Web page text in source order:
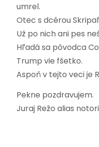
umrel.
Otec s dcérou
Už po nich ani pes
Hľadá sa pôvodca
Trump vie fšetko.
Aspoň v tejto veci je
Pekne pozdravujem.
Juraj Režo alias